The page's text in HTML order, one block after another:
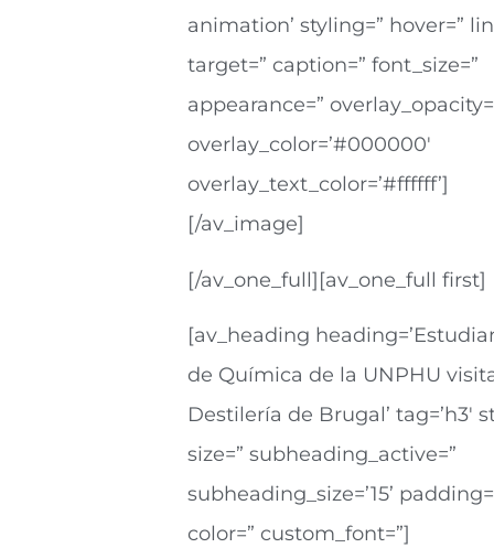
animation’ styling=” hover=”
target=” caption=” font_size=”
appearance=”
overlay_color=’#000000′
overlay_text_color=’#ffffff’]
[/av_image]
[/av_one_full][av_one_full first]
[av_heading
de Química de la UNPHU
Destilería de Brugal’ tag=’h3′
size=” subheading_active=”
subheading_size=’15’
color=” custom_font=”]